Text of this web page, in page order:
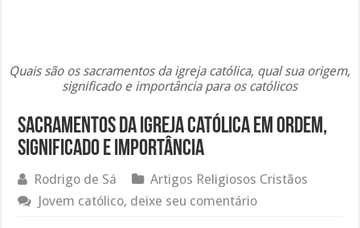
Quais são os sacramentos da igreja católica, qual sua origem,
significado e importância para os católicos
Sacramentos da igreja católica em ordem,
significado e importância
Rodrigo de Sá
Artigos Religiosos Cristãos
Jovem católico, deixe seu comentário